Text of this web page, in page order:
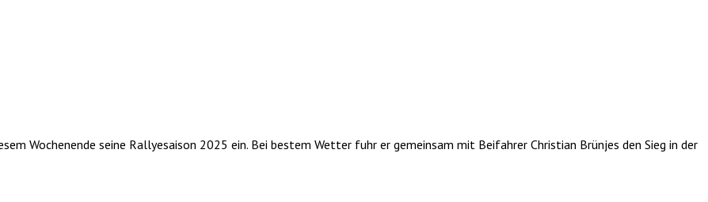
Wochenende seine Rallyesaison 2025 ein. Bei bestem Wetter fuhr er gemeinsam mit Beifahrer Christian Brünjes den Sieg in der